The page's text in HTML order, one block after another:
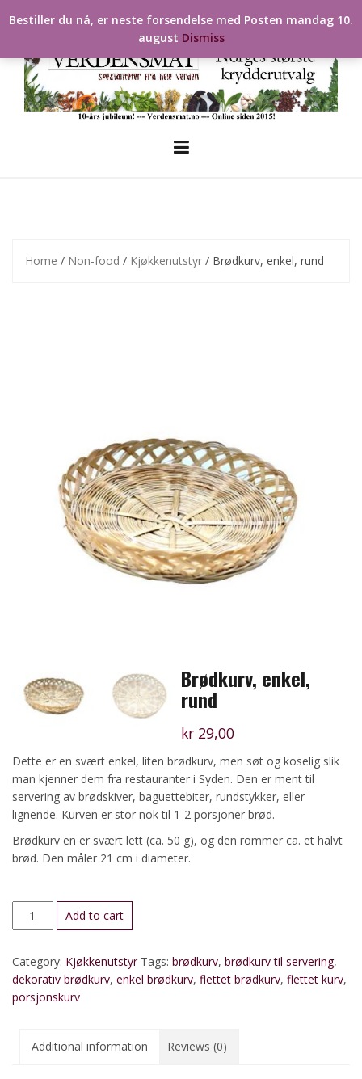
to
Home / Non-food / Kjøkkenutstyr / Brødkurv, enkel, rund
Brødkurv, enkel,
rund
kr 29,00
Dette er en svært enkel, liten brødkurv, men søt og koselig slik
man kjenner dem fra restauranter i Syden. Den er ment til
servering av brødskiver, baguettebiter, rundstykker, eller
lignende. Kurven er stor nok til 1-2 porsjoner brød.
Brødkurv en er svært lett (ca. 50 g), og den rommer ca. et halvt
brød. Den måler 21 cm i diameter.
Brødkurv,
enkel,
quantity
Add to cart
Category: Kjøkkenutstyr Tags: brødkurv, brødkurv til servering,
dekorativ brødkurv, enkel brødkurv, flettet brødkurv, flettet kurv,
porsjonskurv
Additional information Reviews (0)
Bestiller du nå, er neste forsendelse med Posten mandag 10.
august Dismiss